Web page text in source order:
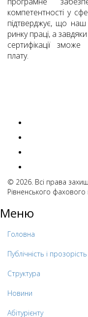
компетентності у
підтверджує, що
ринку праці, а
сертифікації
плату.
© 2026. Всі права
Рівненського фахового
Меню
Головна
Публічність і прозорість
Структура
Новини
Абітурієнту